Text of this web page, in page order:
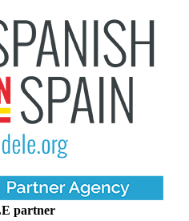
partner